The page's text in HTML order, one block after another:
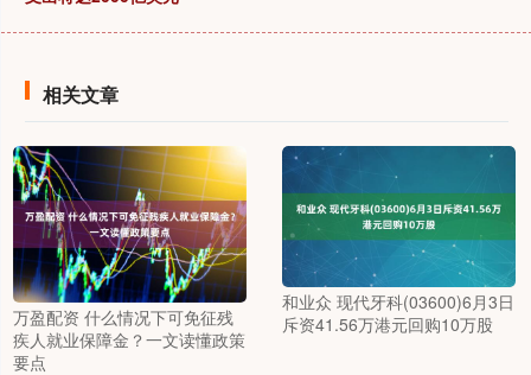
相关文章
万盈配资 什么情况下可免征残
疾人就业保障金？一文读懂政策
要点
和业众 现代牙科(03600)6月3日
斥资41.56万港元回购10万股